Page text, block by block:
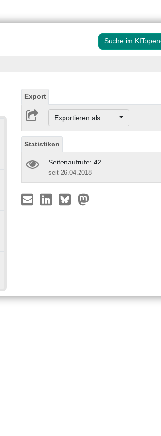
Suche im
Export
Exportieren als ...
Statistiken
Seitenaufrufe: 42
seit 26.04.2018